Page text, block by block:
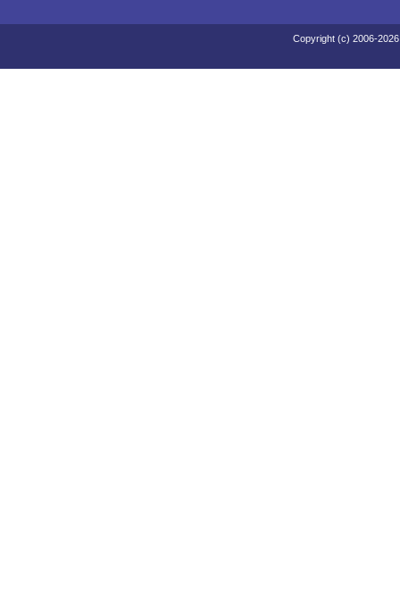
Copyright (c) 2006-